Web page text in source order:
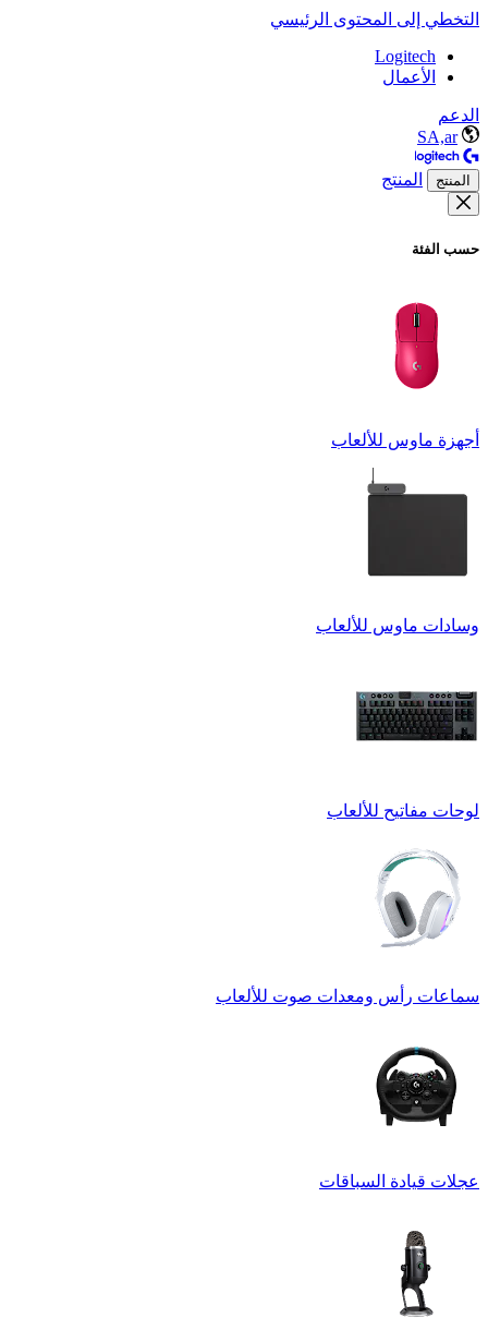
التخطي إلى المحتوى الرئيسي
Logitech
الأعمال
الدعم
SA,ar
المنتج المنتج
حسب الفئة
أجهزة ماوس للألعاب
وسادات ماوس للألعاب
لوحات مفاتيح للألعاب
سماعات رأس ومعدات صوت للألعاب
عجلات قيادة السباقات